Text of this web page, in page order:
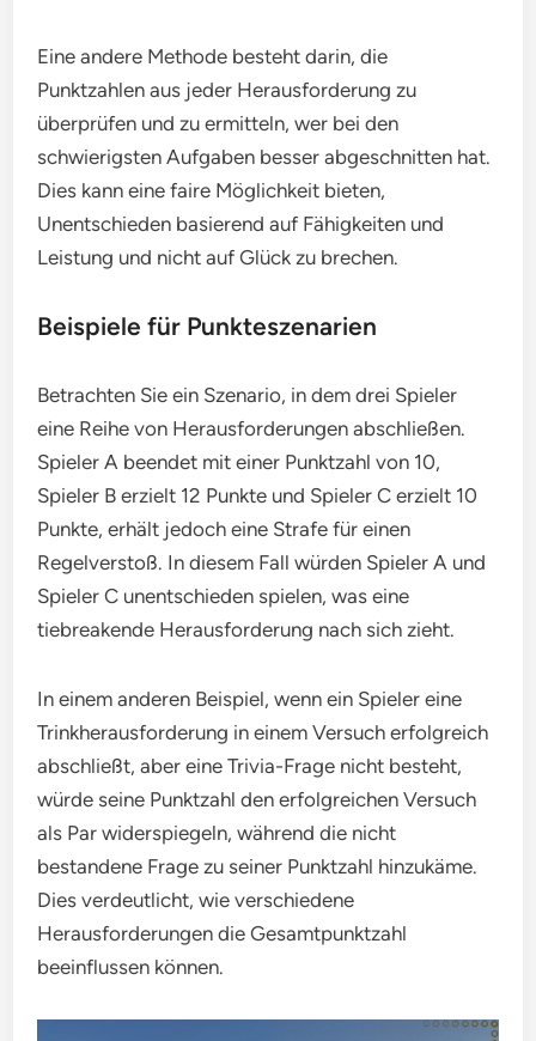
Eine andere Methode besteht darin, die
Punktzahlen aus jeder Herausforderung zu
überprüfen und zu ermitteln, wer bei den
schwierigsten Aufgaben besser abgeschnitten hat.
Dies kann eine faire Möglichkeit bieten,
Unentschieden basierend auf Fähigkeiten und
Leistung und nicht auf Glück zu brechen.
Beispiele für Punkteszenarien
Betrachten Sie ein Szenario, in dem drei Spieler
eine Reihe von Herausforderungen abschließen.
Spieler A beendet mit einer Punktzahl von 10,
Spieler B erzielt 12 Punkte und Spieler C erzielt 10
Punkte, erhält jedoch eine Strafe für einen
Regelverstoß. In diesem Fall würden Spieler A und
Spieler C unentschieden spielen, was eine
tiebreakende Herausforderung nach sich zieht.
In einem anderen Beispiel, wenn ein Spieler eine
Trinkherausforderung in einem Versuch erfolgreich
abschließt, aber eine Trivia-Frage nicht besteht,
würde seine Punktzahl den erfolgreichen Versuch
als Par widerspiegeln, während die nicht
bestandene Frage zu seiner Punktzahl hinzukäme.
Dies verdeutlicht, wie verschiedene
Herausforderungen die Gesamtpunktzahl
beeinflussen können.